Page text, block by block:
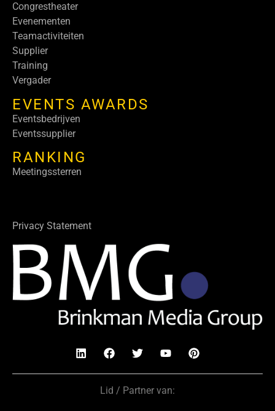
Congrestheater
Evenementen
Teamactiviteiten
Supplier
Training
Vergader
EVENTS AWARDS
Eventsbedrijven
Eventssupplier
RANKING
Meetingssterren
Privacy Statement
Lid / Partner van: